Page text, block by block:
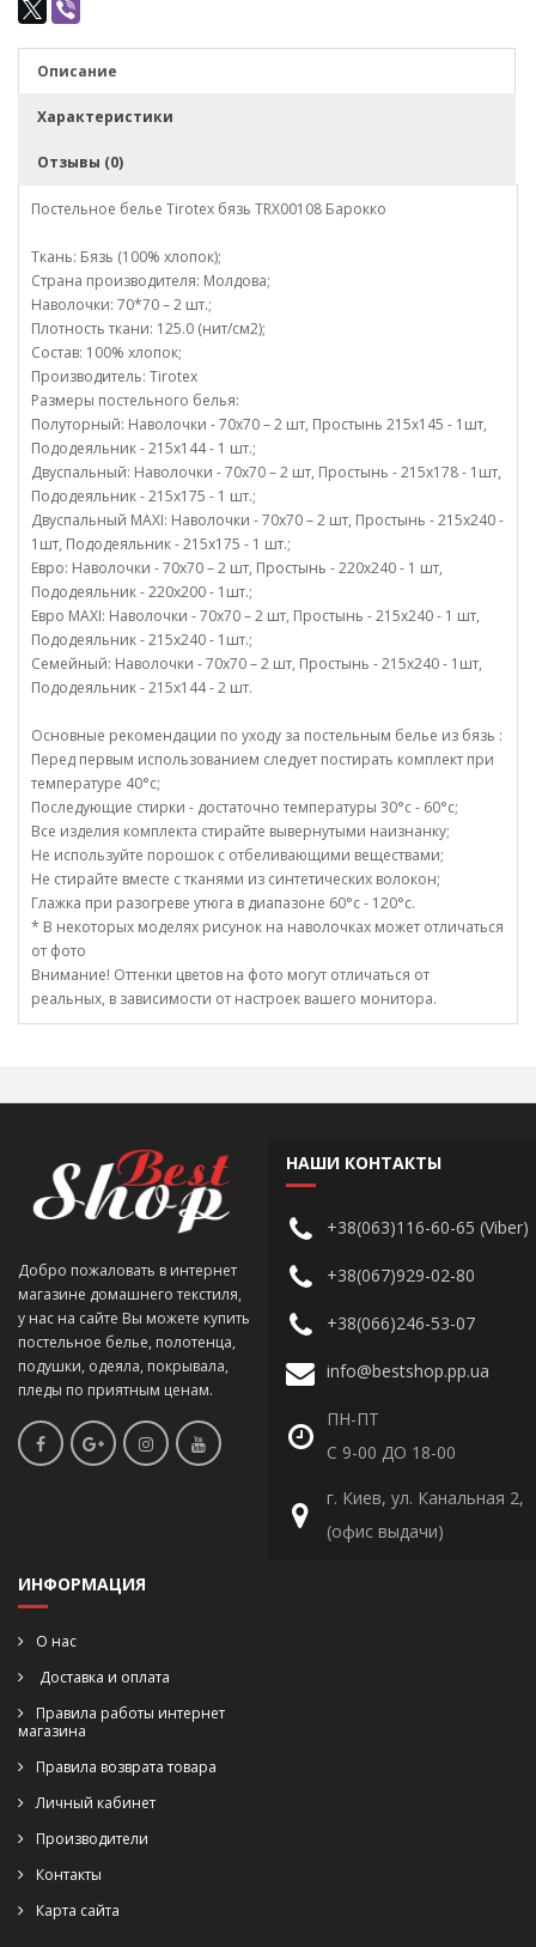
Описание
Характеристики
Отзывы (0)
Постельное белье Tirotex бязь TRX00108 Барокко
Ткань: Бязь (100% хлопок);
Страна производителя: Молдова;
Наволочки: 70*70 – 2 шт.;
Плотность ткани: 125.0 (нит/см2);
Состав: 100% хлопок;
Производитель: Tirotex
Размеры постельного белья:
Полуторный: Наволочки - 70х70 – 2 шт, Простынь 215х145 - 1шт,
Пододеяльник - 215х144 - 1 шт.;
Двуспальный: Наволочки - 70х70 – 2 шт, Простынь - 215х178 - 1шт,
Пододеяльник - 215х175 - 1 шт.;
Двуспальный MAXI: Наволочки - 70х70 – 2 шт, Простынь - 215х240 -
1шт, Пододеяльник - 215х175 - 1 шт.;
Евро: Наволочки - 70х70 – 2 шт, Простынь - 220х240 - 1 шт,
Пододеяльник - 220х200 - 1шт.;
Евро MAXI: Наволочки - 70х70 – 2 шт, Простынь - 215х240 - 1 шт,
Пододеяльник - 215х240 - 1шт.;
Семейный: Наволочки - 70х70 – 2 шт, Простынь - 215х240 - 1шт,
Пододеяльник - 215х144 - 2 шт.
Основные рекомендации по уходу за постельным белье из бязь :
Перед первым использованием следует постирать комплект при
температуре 40°c;
Последующие стирки - достаточно температуры 30°c - 60°c;
Все изделия комплекта стирайте вывернутыми наизнанку;
Не используйте порошок с отбеливающими веществами;
Не стирайте вместе с тканями из синтетических волокон;
Глажка при разогреве утюга в диапазоне 60°c - 120°c.
* В некоторых моделях рисунок на наволочках может отличаться
от фото
Внимание! Оттенки цветов на фото могут отличаться от
реальных, в зависимости от настроек вашего монитора.
Добро пожаловать в интернет
магазине домашнего текстиля,
у нас на сайте Вы можете купить
постельное белье, полотенца,
подушки, одеяла, покрывала,
пледы по приятным ценам.
НАШИ КОНТАКТЫ
+38(063)116-60-65 (Viber)
+38(067)929-02-80
+38(066)246-53-07
info@bestshop.pp.ua
ПН-ПТ
С 9-00 ДО 18-00
г. Киев, ул. Канальная 2,
(офис выдачи)
ИНФОРМАЦИЯ
О нас
Доставка и оплата
Правила работы интернет
магазина
Правила возврата товара
Личный кабинет
Производители
Контакты
Карта сайта